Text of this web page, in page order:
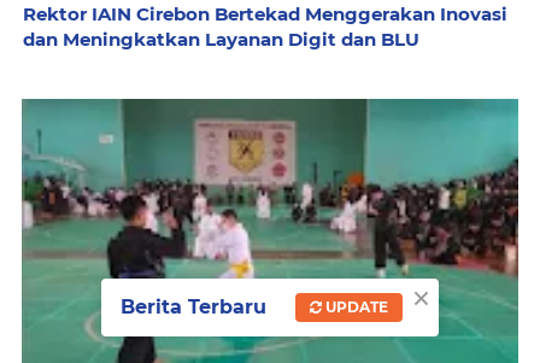
Rektor IAIN Cirebon Bertekad Menggerakan Inovasi
dan Meningkatkan Layanan Digit dan BLU
×
Berita Terbaru UPDATE